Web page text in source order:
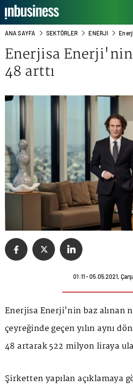
ANA SAYFA SEKTÖRLER ENERJI
Enerjisa Enerji'nin
48 arttı
01:11 - 05.05.2021,
Enerjisa Enerji'nin baz alınan
çeyreğinde geçen yılın aynı
48 artarak 522 milyon liraya
Şirketten yapılan açıklamaya